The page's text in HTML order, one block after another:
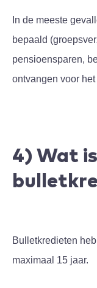
In de meeste
bepaald
pensioensparen,
ontvangen voor
4) Wat
Bulletkredieten
maximaal 15 jaar.